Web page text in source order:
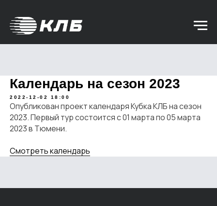
Календарь на сезон 2023
2022-12-02 18:00
Опубликован проект календаря Кубка КЛБ на сезон
2023. Первый тур состоится с 01 марта по 05 марта
2023 в Тюмени.
Смотреть календарь